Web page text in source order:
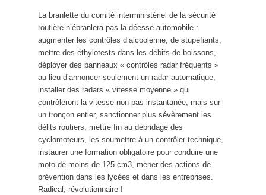
La branlette du comité interministériel de la sécurité
routière n’ébranlera pas la déesse automobile :
augmenter les contrôles d’alcoolémie, de stupéfiants,
mettre des éthylotests dans les débits de boissons,
déployer des panneaux « contrôles radar fréquents »
au lieu d’annoncer seulement un radar automatique,
installer des radars « vitesse moyenne » qui
contrôleront la vitesse non pas instantanée, mais sur
un tronçon entier, sanctionner plus sévèrement les
délits routiers, mettre fin au débridage des
cyclomoteurs, les soumettre à un contrôler technique,
instaurer une formation obligatoire pour conduire une
moto de moins de 125 cm3, mener des actions de
prévention dans les lycées et dans les entreprises.
Radical, révolutionnaire !